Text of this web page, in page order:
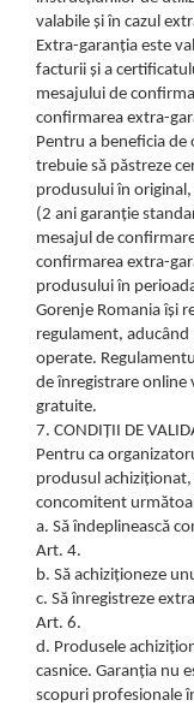
valabile și în cazul
Extra-garanția este
facturii și a
mesajului de
confirmarea extra-
Pentru a beneficia
trebuie să păstreze
produsului în
(2 ani garanție
mesajul de
confirmarea extra-
produsului în
Gorenje Romania își
regulament,
operate.
de înregistrare
gratuite.
7. CONDIȚII DE
Pentru ca
produsul
concomitent
a. Să îndeplinească
Art. 4.
b. Să achiziționeze
c. Să înregistreze
Art. 6.
d. Produsele
casnice. Garanția nu
scopuri profesionale